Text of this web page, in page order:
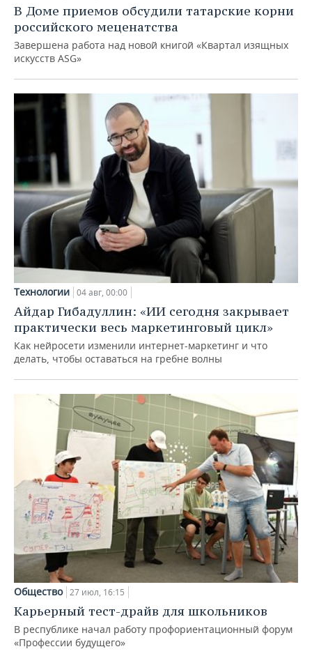
В Доме приемов обсудили татарские корни
российского меценатства
Завершена работа над новой книгой «Квартал изящных
искусств ASG»
Технологии 04 авг, 00:00
Айдар Гибадуллин: «ИИ сегодня закрывает
практически весь маркетинговый цикл»
Как нейросети изменили интернет-маркетинг и что
делать, чтобы оставаться на гребне волны
Общество 27 июл, 16:15
Карьерный тест-драйв для школьников
В республике начал работу профориентационный форум
«Профессии будущего»